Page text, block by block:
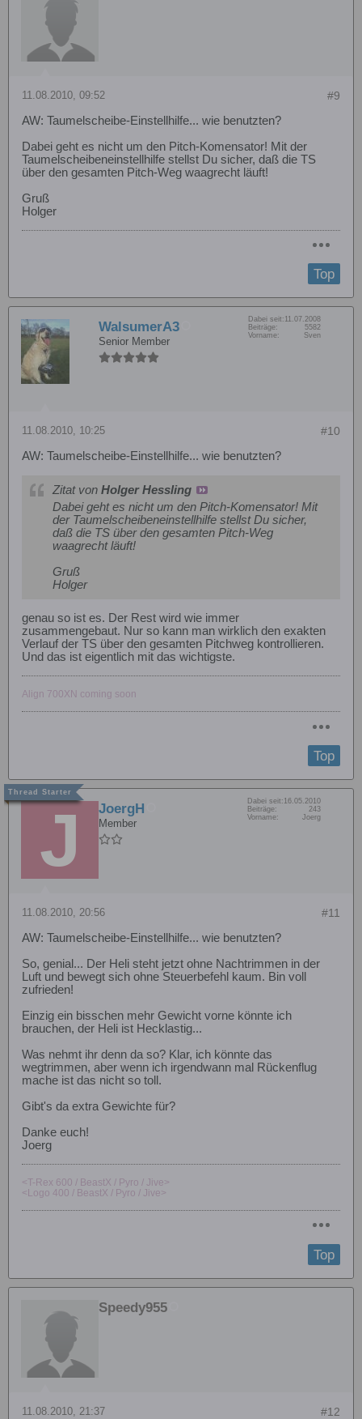
#9
11.08.2010, 09:52
AW: Taumelscheibe-Einstellhilfe... wie benutzten?
Dabei geht es nicht um den Pitch-Komensator! Mit der
Taumelscheibeneinstellhilfe stellst Du sicher, daß die TS
über den gesamten Pitch-Weg waagrecht läuft!
Gruß
Holger
Top
WalsumerA3
Senior Member
Dabei seit: 11.07.2008
Beiträge:
5582
Vorname:
Sven
#10
11.08.2010, 10:25
AW: Taumelscheibe-Einstellhilfe... wie benutzten?
Zitat von Holger Hessling
Dabei geht es nicht um den Pitch-Komensator! Mit
der Taumelscheibeneinstellhilfe stellst Du sicher,
daß die TS über den gesamten Pitch-Weg
waagrecht läuft!
Gruß
Holger
genau so ist es. Der Rest wird wie immer
zusammengebaut. Nur so kann man wirklich den exakten
Verlauf der TS über den gesamten Pitchweg kontrollieren.
Und das ist eigentlich mit das wichtigste.
Align 700XN coming soon
Top
JoergH
Member
Dabei seit: 16.05.2010
Beiträge:
243
Vorname:
Joerg
#11
11.08.2010, 20:56
AW: Taumelscheibe-Einstellhilfe... wie benutzten?
So, genial... Der Heli steht jetzt ohne Nachtrimmen in der
Luft und bewegt sich ohne Steuerbefehl kaum. Bin voll
zufrieden!
Einzig ein bisschen mehr Gewicht vorne könnte ich
brauchen, der Heli ist Hecklastig...
Was nehmt ihr denn da so? Klar, ich könnte das
wegtrimmen, aber wenn ich irgendwann mal Rückenflug
mache ist das nicht so toll.
Gibt's da extra Gewichte für?
Danke euch!
Joerg
<T-Rex 600 / BeastX / Pyro / Jive>
<Logo 400 / BeastX / Pyro / Jive>
Top
Speedy955
#12
11.08.2010, 21:37